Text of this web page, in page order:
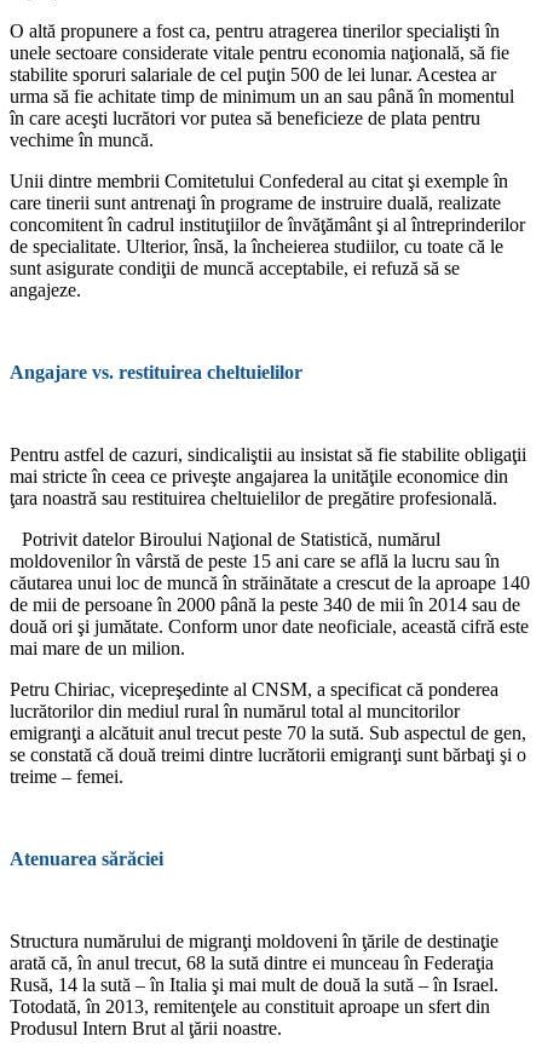
O altă propunere a fost ca, pentru atra­gerea tinerilor specialişti în
unele sectoare considerate vitale pentru economia naţio­nală, să fie
stabilite sporuri salariale de cel puţin 500 de lei lunar. Acestea ar
urma să fie achitate timp de minimum un an sau până în momentul
în care aceşti lucrători vor pu­tea să beneficieze de plata pentru
vechime în muncă.
Unii dintre membrii Comitetului Confe­deral au citat şi exemple în
care tinerii sunt antrenaţi în programe de instruire duală, re­alizate
concomitent în cadrul instituţiilor de învăţământ şi al întreprinderilor
de speciali­tate. Ulterior, însă, la încheierea studiilor, cu toate că le
sunt asigurate condiţii de muncă acceptabile, ei refuză să se
angajeze.
Angajare vs. restituirea cheltuielilor
Pentru astfel de cazuri, sindicaliştii au in­sistat să fie stabilite obligaţii
mai stricte în ceea ce priveşte angajarea la unităţile econo­mice din
ţara noastră sau restituirea cheltu­ielilor de pregătire profesională.
Potrivit datelor Biroului Naţional de Sta­tistică, numărul
moldovenilor în vârstă de peste 15 ani care se află la lucru sau în
căuta­rea unui loc de muncă în străinătate a cres­cut de la aproape 140
de mii de persoane în 2000 până la peste 340 de mii în 2014 sau de
două ori şi jumătate. Conform unor date neoficiale, această cifră este
mai mare de un milion.
Petru Chiriac, vicepreşedinte al CNSM, a specificat că ponderea
lucrătorilor din me­diul rural în numărul total al muncitorilor
emigranţi a alcătuit anul trecut peste 70 la sută. Sub aspectul de gen,
se constată că două treimi dintre lucrătorii emigranţi sunt bărbaţi şi o
treime – femei.
Atenuarea sărăciei
Structura numărului de migranţi moldo­veni în ţările de destinaţie
arată că, în anul trecut, 68 la sută dintre ei munceau în Fede­raţia
Rusă, 14 la sută – în Italia şi mai mult de două la sută – în Israel.
Totodată, în 2013, remitenţele au constituit aproape un sfert din
Produsul Intern Brut al ţării noastre.